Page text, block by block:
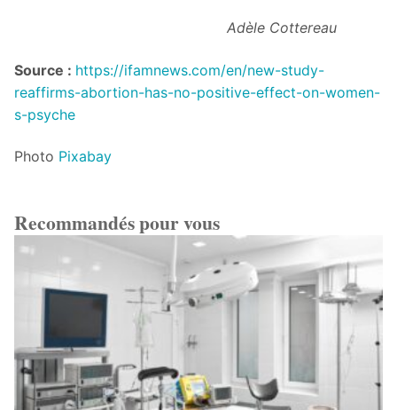
Adèle Cottereau
Source : https://ifamnews.com/en/new-study-
reaffirms-abortion-has-no-positive-effect-on-women-
s-psyche
Photo Pixabay
Recommandés pour vous